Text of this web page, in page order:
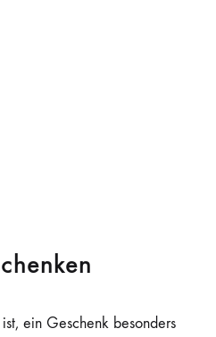
ein Geschenk besonders